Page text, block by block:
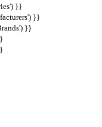
}}
}}
}}